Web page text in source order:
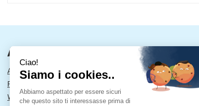
AREA UTENTE
ACCEDI
REGISTRATI
WISHLIST